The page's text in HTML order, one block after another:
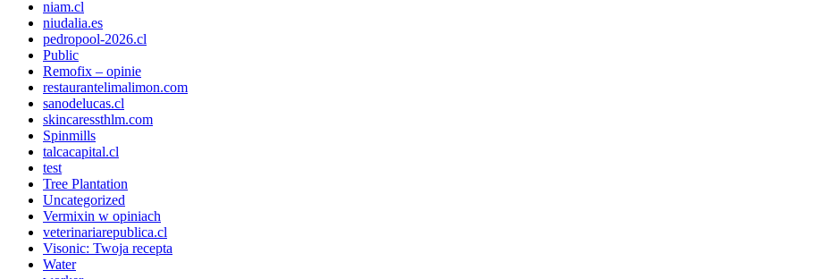
niam.cl
niudalia.es
pedropool-2026.cl
Public
Remofix – opinie
restaurantelimalimon.com
sanodelucas.cl
skincaressthlm.com
Spinmills
talcacapital.cl
test
Tree Plantation
Uncategorized
Vermixin w opiniach
veterinariarepublica.cl
Visonic: Twoja recepta
Water